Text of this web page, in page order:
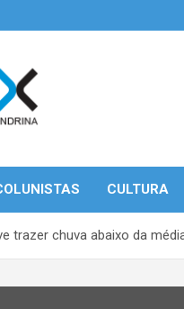
CULTURA
trazer chuva abaixo da